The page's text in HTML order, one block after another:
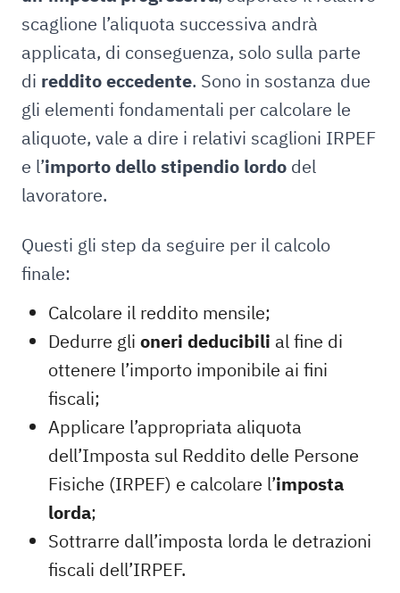
scaglione l’aliquota successiva andrà
applicata, di conseguenza, solo sulla parte
di reddito eccedente. Sono in sostanza due
gli elementi fondamentali per calcolare le
aliquote, vale a dire i relativi scaglioni IRPEF
e l’importo dello stipendio lordo del
lavoratore.
Questi gli step da seguire per il calcolo
finale:
Calcolare il reddito mensile;
Dedurre gli oneri deducibili al fine di
ottenere l’importo imponibile ai fini
fiscali;
Applicare l’appropriata aliquota
dell’Imposta sul Reddito delle Persone
Fisiche (IRPEF) e calcolare l’imposta
lorda;
Sottrarre dall’imposta lorda le detrazioni
fiscali dell’IRPEF.